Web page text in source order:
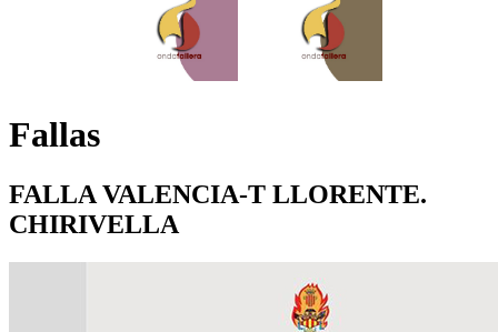
Fallas
FALLA VALENCIA-T LLORENTE.
CHIRIVELLA